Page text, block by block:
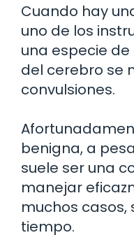
Cuando hay
uno de los
una especie
del cerebro se
convulsiones.
benigna, a
suele ser una
manejar
muchos casos,
tiempo.